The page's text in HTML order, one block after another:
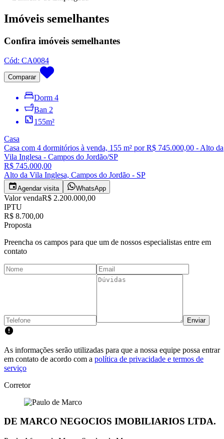
Imóveis semelhantes
Confira imóveis semelhantes
Cód: CA0084
Comparar
Dorm 4
Ban 2
155m²
Casa
Casa com 4 dormitórios à venda, 155 m² por R$ 745.000,00 - Alto da
Vila Inglesa - Campos do Jordão/SP
R$ 745.000,00
Alto da Vila Inglesa, Campos do Jordão - SP
Agendar visita WhatsApp
Valor vendaR$ 2.200.000,00
IPTU
R$ 8.700,00
Proposta
Preencha os campos para que um de nossos especialistas entre em
contato
Enviar
As informações serão utilizadas para que a nossa equipe possa entrar
em contato de acordo com a política de privacidade e termos de
serviço
Corretor
DE MARCO NEGOCIOS IMOBILIARIOS LTDA.